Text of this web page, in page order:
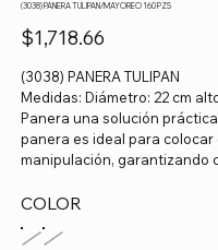
(3038) PANERA TULIPAN/MAYOREO 160 PZS
Precio
$1,718.66
(3038) PANERA TULIPAN
Medidas: Diámetro: 22 cm
Panera una solución
panera es ideal para
manipulación, garantizando
COLOR